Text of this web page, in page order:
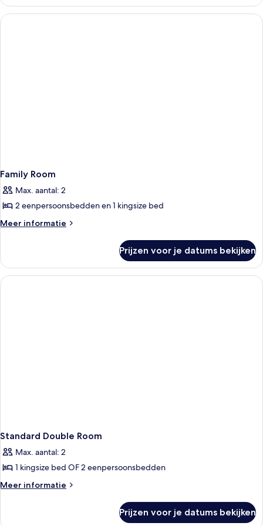
Single
Room
Family Room
Max. aantal: 2
2 eenpersoonsbedden en 1 kingsize bed
Meer informatie
Meer
Room
Prijzen voor je datums bekijken
Standard Double Room
Max. aantal: 2
1 kingsize bed OF 2 eenpersoonsbedden
Meer informatie
Meer
Prijzen voor je datums bekijken